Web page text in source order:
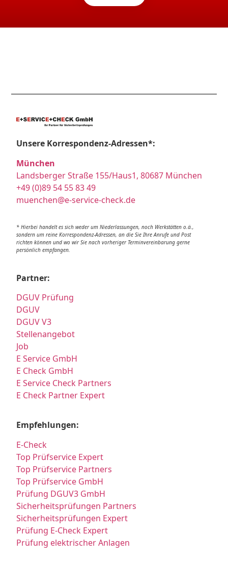
Unsere Korrespondenz-Adressen*:
München
Landsberger Straße 155/Haus1, 80687 München
+49 (0)89 54 55 83 49
muenchen@e-service-check.de
* Hierbei handelt es sich weder um Niederlassungen, noch Werkstätten o.ä.,
sondern um reine Korrespondenz-Adressen, an die Sie Ihre Anrufe und Post
richten können und wo wir Sie nach vorheriger Terminvereinbarung gerne
persönlich empfangen.
Partner:
DGUV Prüfung
DGUV
DGUV V3
Stellenangebot
Job
E Service GmbH
E Check GmbH
E Service Check Partners
E Check Partner Expert
Empfehlungen:
E-Check
Top Prüfservice Expert
Top Prüfservice Partners
Top Prüfservice GmbH
Prüfung DGUV3 GmbH
Sicherheitsprüfungen Partners
Sicherheitsprüfungen Expert
Prüfung E-Check Expert
Prüfung elektrischer Anlagen